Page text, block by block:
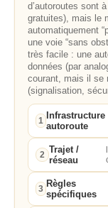
d’autoroutes sont
gratuites), mais le
automatiquement
une voie “sans
très facile : une
données (par
courant, mais il se
(signalisation,
1 Infrastructure
autoroute
2 Trajet /
réseau
3 Règles
spécifiques